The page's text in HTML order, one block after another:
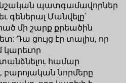
պատգամավորներ
գեներալ Մանվելը՝
մի շարք քրեածին
Դա ցույց էր տալիս, որ
համար
բարոյական նորմերը